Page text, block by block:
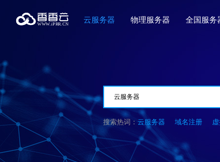
云服务器 物理服务器 全国服务
云服务器 域名注册